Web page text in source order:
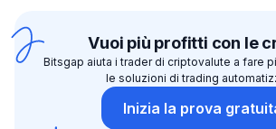
Vuoi più profitti con le
Bitsgap aiuta i trader di criptovalute a fare
le soluzioni di trading
Inizia la prova